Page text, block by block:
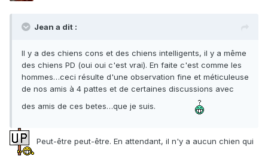
Jean a dit :
Il y a des chiens cons et des chiens intelligents, il y a même
des chiens PD (oui oui c'est vrai). En faite c'est comme les
hommes…ceci résulte d'une observation fine et méticuleuse
de nos amis à 4 pattes et de certaines discussions avec
des amis de ces betes…que je suis.
Peut-être peut-être. En attendant, il n'y a aucun chien qui